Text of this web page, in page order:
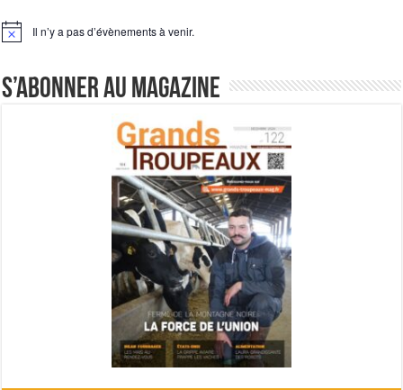
Notice Il n’y a pas d’évènements à venir.
S’abonner au magazine